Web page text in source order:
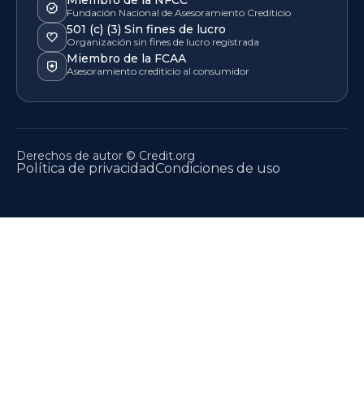
Fundación Nacional de Asesoramiento Crediticio
501 (c) (3) Sin fines de lucro
Organización sin fines de lucro registrada
Miembro de la FCAA
Asesoramiento crediticio al consumidor
Derechos de autor © Credit.org
Política de privacidadCondiciones de uso